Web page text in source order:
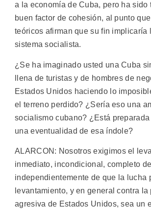
a la economía de Cuba, pero ha sido
buen factor de cohesión, al punto
teóricos afirman que su fin implicaría
sistema socialista.
¿Se ha imaginado usted una Cuba
llena de turistas y de hombres de
Estados Unidos haciendo lo
el terreno perdido? ¿Sería eso una
socialismo cubano? ¿Está
una eventualidad de esa índole?
ALARCON: Nosotros exigimos el
inmediato, incondicional, completo
independientemente de que la lucha
levantamiento, y en general contra la
agresiva de Estados Unidos, sea un